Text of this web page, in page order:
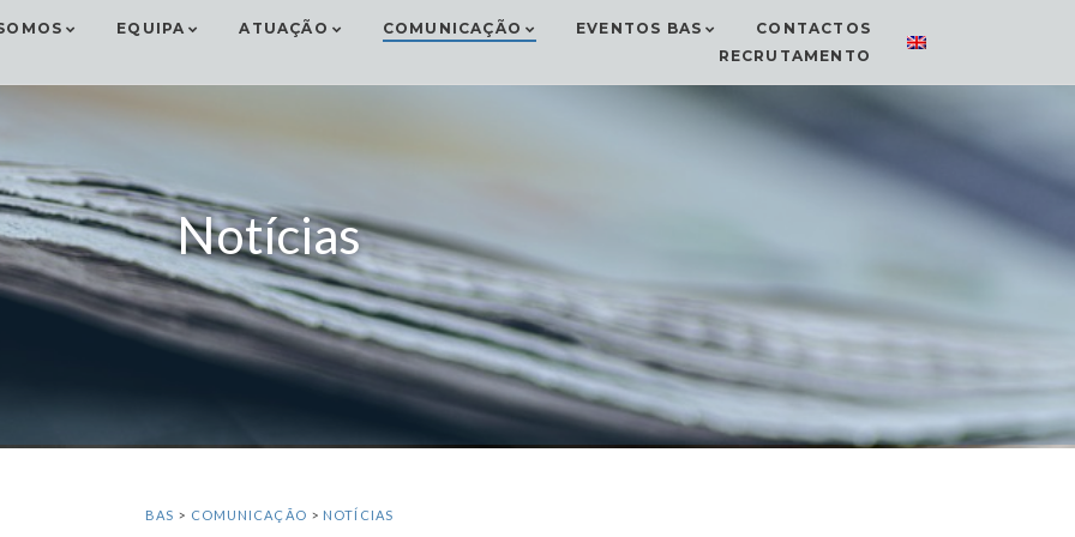
EQUIPA ATUAÇÃO COMUNICAÇÃO EVENTOS BAS
CONTACTOS
RECRUTAMENTO
Notícias
BAS > COMUNICAÇÃO > NOTÍCIAS